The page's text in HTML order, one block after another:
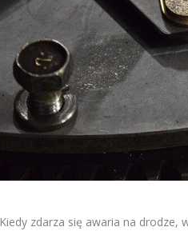
Kiedy zdarza się awaria na